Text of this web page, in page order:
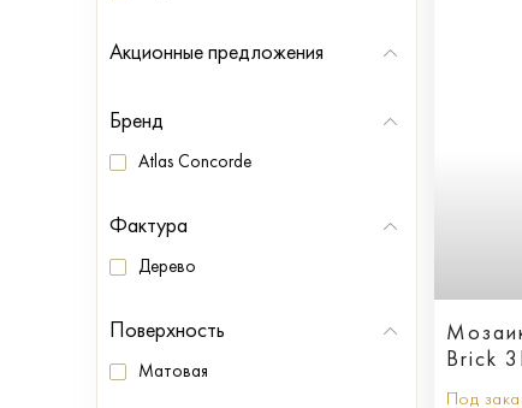
Акционные предложения
Бренд
Atlas Concorde
Фактура
Дерево
Поверхность
Матовая
Brick
Под